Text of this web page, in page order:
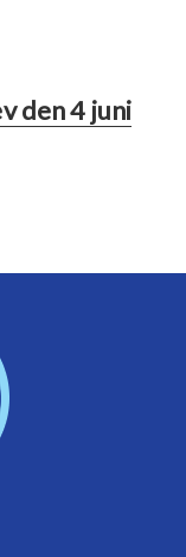
den 4 juni